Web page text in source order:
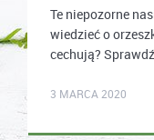
Te niepozorne
wiedzieć o
cechują?
3 MARCA 2020